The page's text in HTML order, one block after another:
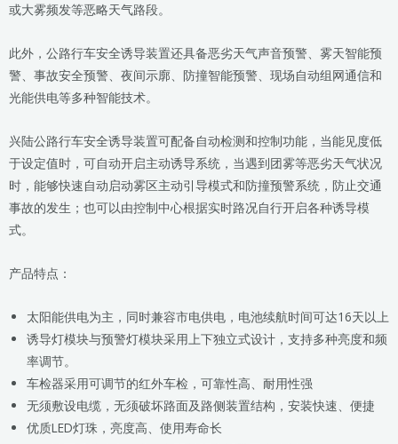
或大雾频发等恶略天气路段。
此外，公路行车安全诱导装置还具备恶劣天气声音预警、雾天智能预
警、事故安全预警、夜间示廓、防撞智能预警、现场自动组网通信和
光能供电等多种智能技术。
兴陆公路行车安全诱导装置可配备自动检测和控制功能，当能见度低
于设定值时，可自动开启主动诱导系统，当遇到团雾等恶劣天气状况
时，能够快速自动启动雾区主动引导模式和防撞预警系统，防止交通
事故的发生；也可以由控制中心根据实时路况自行开启各种诱导模
式。
产品特点：
太阳能供电为主，同时兼容市电供电，电池续航时间可达16天以上
诱导灯模块与预警灯模块采用上下独立式设计，支持多种亮度和频
率调节。
车检器采用可调节的红外车检，可靠性高、耐用性强
无须敷设电缆，无须破坏路面及路侧装置结构，安装快速、便捷
优质LED灯珠，亮度高、使用寿命长